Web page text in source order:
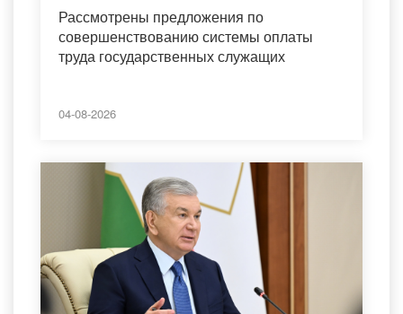
Рассмотрены предложения по
совершенствованию системы оплаты
труда государственных служащих
04-08-2026